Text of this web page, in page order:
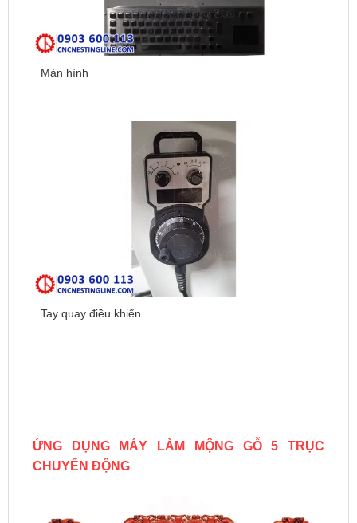
Màn hình
Tay quay điều khiển
ỨNG DỤNG MÁY LÀM MỘNG GỖ 5 TRỤC
CHUYỂN ĐỘNG